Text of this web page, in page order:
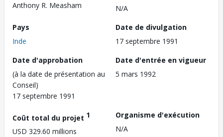
Anthony R. Measham
N/A
Pays
Inde
Date de divulgation
17 septembre 1991
Date d'approbation
(à la date de présentation au
Conseil)
17 septembre 1991
Date d'entrée en vigueur
5 mars 1992
Coût total du projet 1
USD 329.60 millions
Organisme d'exécution
N/A